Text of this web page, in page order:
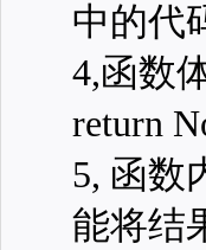
中的代
4,函数
return
5, 函数
能将结